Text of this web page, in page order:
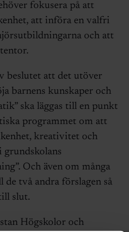
fokusera på att
att införa en valfri
och att
beslutet att det utöver
barnens kunskaper och
ska läggas till en punkt
programmet om att
kreativitet och
grundskolans
Och även om många
två andra förslagen så
slut.
Högskolor och